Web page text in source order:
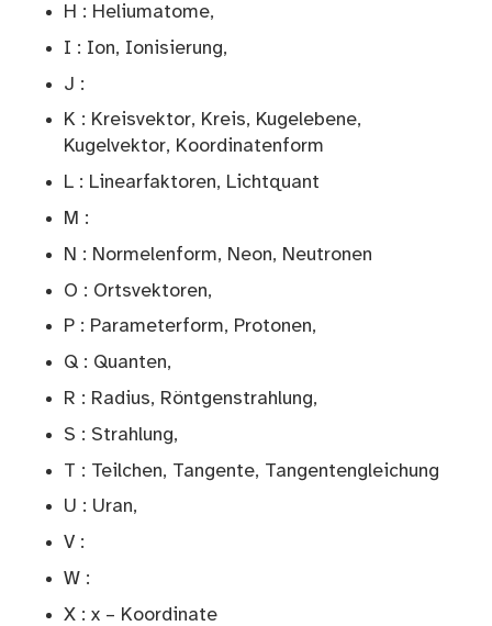
H : Heliumatome,
I : Ion, Ionisierung,
J :
K : Kreisvektor, Kreis, Kugelebene,
Kugelvektor, Koordinatenform
L : Linearfaktoren, Lichtquant
M :
N : Normelenform, Neon, Neutronen
O : Ortsvektoren,
P : Parameterform, Protonen,
Q : Quanten,
R : Radius, Röntgenstrahlung,
S : Strahlung,
T : Teilchen, Tangente, Tangentengleichung
U : Uran,
V :
W :
X : x – Koordinate